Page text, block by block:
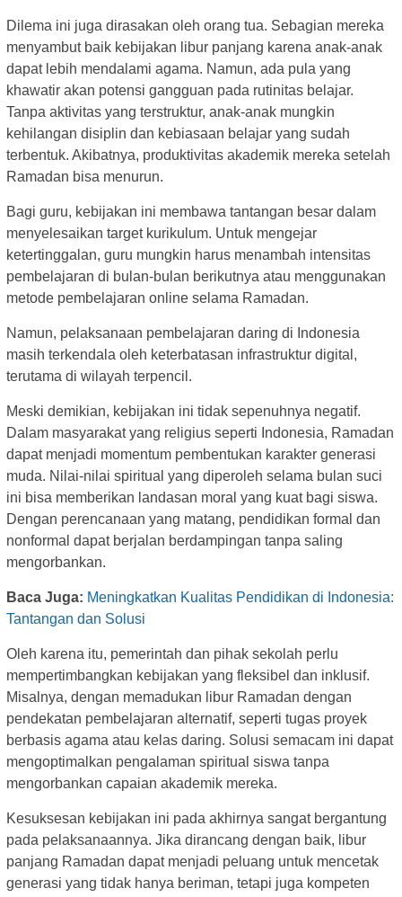
Dilema ini juga dirasakan oleh orang tua. Sebagian mereka
menyambut baik kebijakan libur panjang karena anak-anak
dapat lebih mendalami agama. Namun, ada pula yang
khawatir akan potensi gangguan pada rutinitas belajar.
Tanpa aktivitas yang terstruktur, anak-anak mungkin
kehilangan disiplin dan kebiasaan belajar yang sudah
terbentuk. Akibatnya, produktivitas akademik mereka setelah
Ramadan bisa menurun.
Bagi guru, kebijakan ini membawa tantangan besar dalam
menyelesaikan target kurikulum. Untuk mengejar
ketertinggalan, guru mungkin harus menambah intensitas
pembelajaran di bulan-bulan berikutnya atau menggunakan
metode pembelajaran online selama Ramadan.
Namun, pelaksanaan pembelajaran daring di Indonesia
masih terkendala oleh keterbatasan infrastruktur digital,
terutama di wilayah terpencil.
Meski demikian, kebijakan ini tidak sepenuhnya negatif.
Dalam masyarakat yang religius seperti Indonesia, Ramadan
dapat menjadi momentum pembentukan karakter generasi
muda. Nilai-nilai spiritual yang diperoleh selama bulan suci
ini bisa memberikan landasan moral yang kuat bagi siswa.
Dengan perencanaan yang matang, pendidikan formal dan
nonformal dapat berjalan berdampingan tanpa saling
mengorbankan.
Baca Juga: Meningkatkan Kualitas Pendidikan di Indonesia:
Tantangan dan Solusi
Oleh karena itu, pemerintah dan pihak sekolah perlu
mempertimbangkan kebijakan yang fleksibel dan inklusif.
Misalnya, dengan memadukan libur Ramadan dengan
pendekatan pembelajaran alternatif, seperti tugas proyek
berbasis agama atau kelas daring. Solusi semacam ini dapat
mengoptimalkan pengalaman spiritual siswa tanpa
mengorbankan capaian akademik mereka.
Kesuksesan kebijakan ini pada akhirnya sangat bergantung
pada pelaksanaannya. Jika dirancang dengan baik, libur
panjang Ramadan dapat menjadi peluang untuk mencetak
generasi yang tidak hanya beriman, tetapi juga kompeten